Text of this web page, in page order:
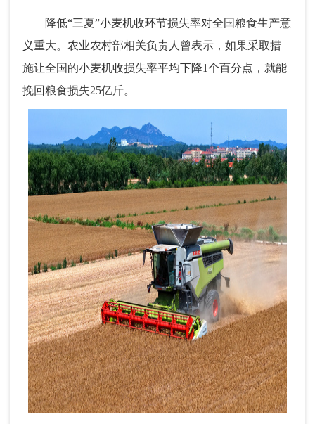
降低“三夏”小麦机收环节损失率对全国粮食生产意
义重大。农业农村部相关负责人曾表示，如果采取措
施让全国的小麦机收损失率平均下降1个百分点，就能
挽回粮食损失25亿斤。